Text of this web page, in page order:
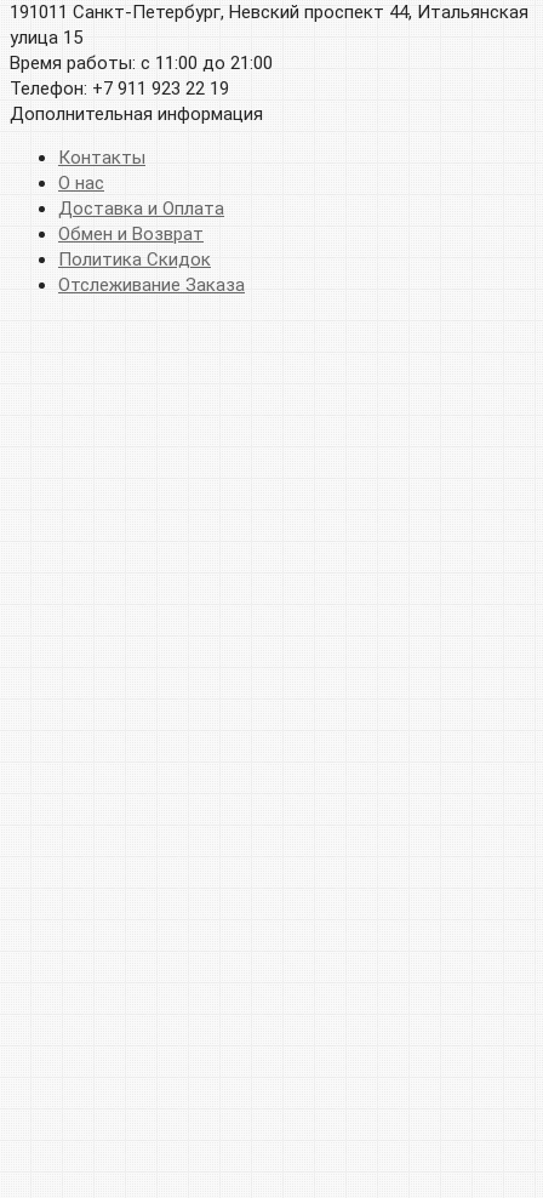
191011 Санкт-Петербург, Невский проспект 44, Итальянская
улица 15
Время работы: с 11:00 до 21:00
Телефон: +7 911 923 22 19
Дополнительная информация
Контакты
О нас
Доставка и Оплата
Обмен и Возврат
Политика Скидок
Отслеживание Заказа